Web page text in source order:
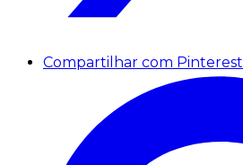
Compartilhar com Pinterest